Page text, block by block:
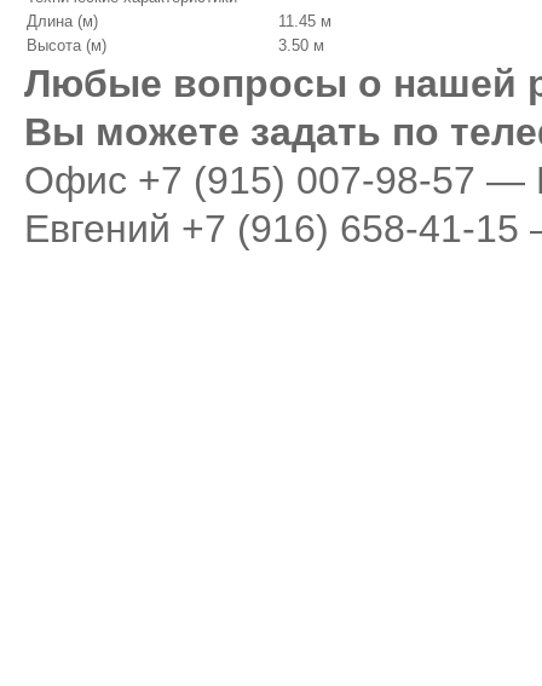
Длина (м)
11.45 м
Высота (м)
3.50 м
Любые вопросы о нашей
Вы можете задать по
Oфис +7 (915) 007-98-57 —
Евгений +7 (916) 658-41-